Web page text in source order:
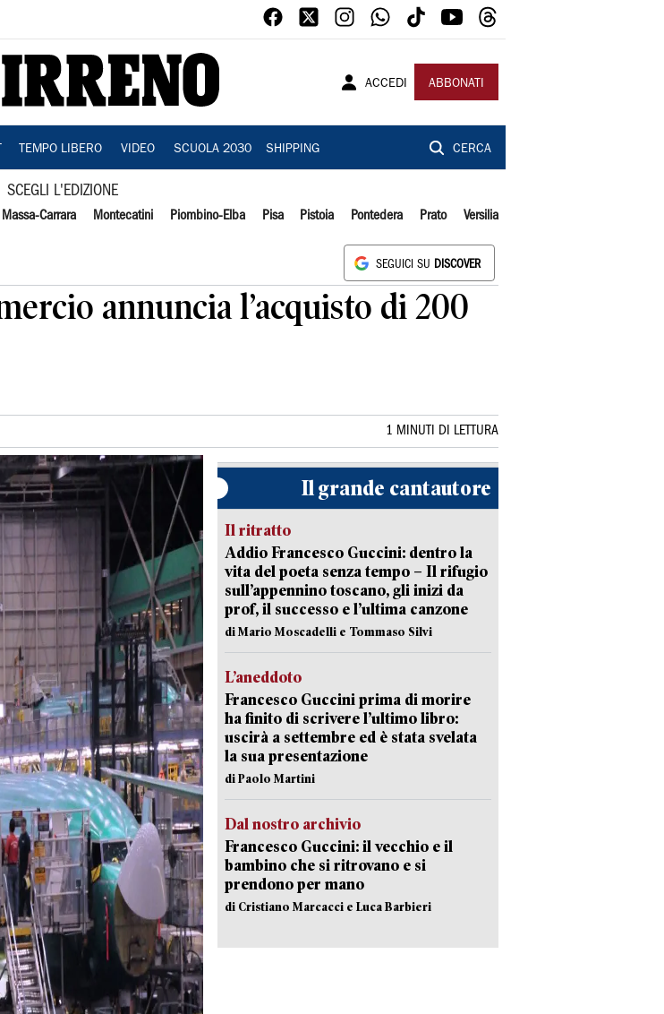
ACCEDI ABBONATI
TEMPO LIBERO VIDEO SCUOLA 2030 SHIPPING CERCA
SCEGLI L'EDIZIONE
Massa-Carrara Montecatini Piombino-Elba Pisa Pistoia Pontedera Prato Versilia
SEGUICI SU DISCOVER
annuncia l’acquisto di 200
1 MINUTI DI LETTURA
Il grande cantautore
Il ritratto
Addio Francesco Guccini: dentro la
vita del poeta senza tempo – Il rifugio
sull’appennino toscano, gli inizi da
prof, il successo e l’ultima canzone
di Mario Moscadelli e Tommaso Silvi
L’aneddoto
Francesco Guccini prima di morire
ha finito di scrivere l’ultimo libro:
uscirà a settembre ed è stata svelata
la sua presentazione
di Paolo Martini
Dal nostro archivio
Francesco Guccini: il vecchio e il
bambino che si ritrovano e si
prendono per mano
di Cristiano Marcacci e Luca Barbieri